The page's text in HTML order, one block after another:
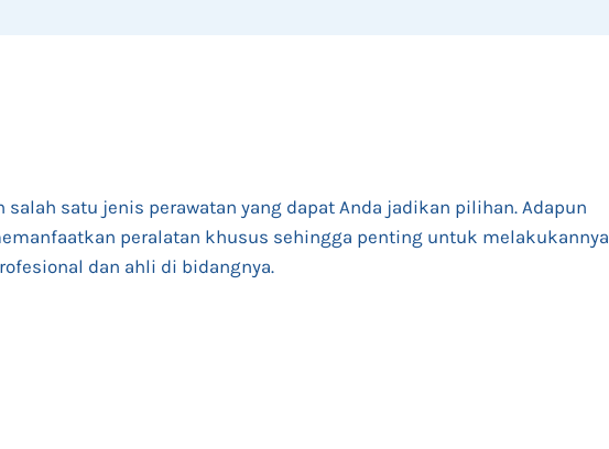
salah satu jenis perawatan yang dapat Anda jadikan pilihan. Adapun
peralatan khusus sehingga penting untuk melakukannya
dan ahli di bidangnya.